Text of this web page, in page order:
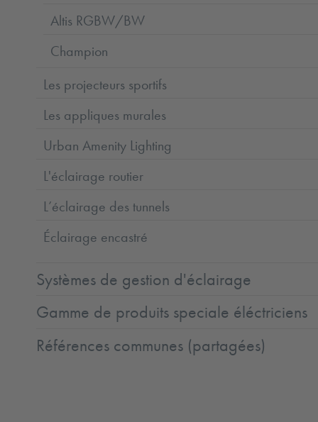
Altis RGBW/BW
Champion
Les projecteurs sportifs
Les appliques murales
Urban Amenity Lighting
L'éclairage routier
L’éclairage des tunnels
Éclairage encastré
Systèmes de gestion d'éclairage
Gamme de produits speciale éléctriciens
Références communes (partagées)